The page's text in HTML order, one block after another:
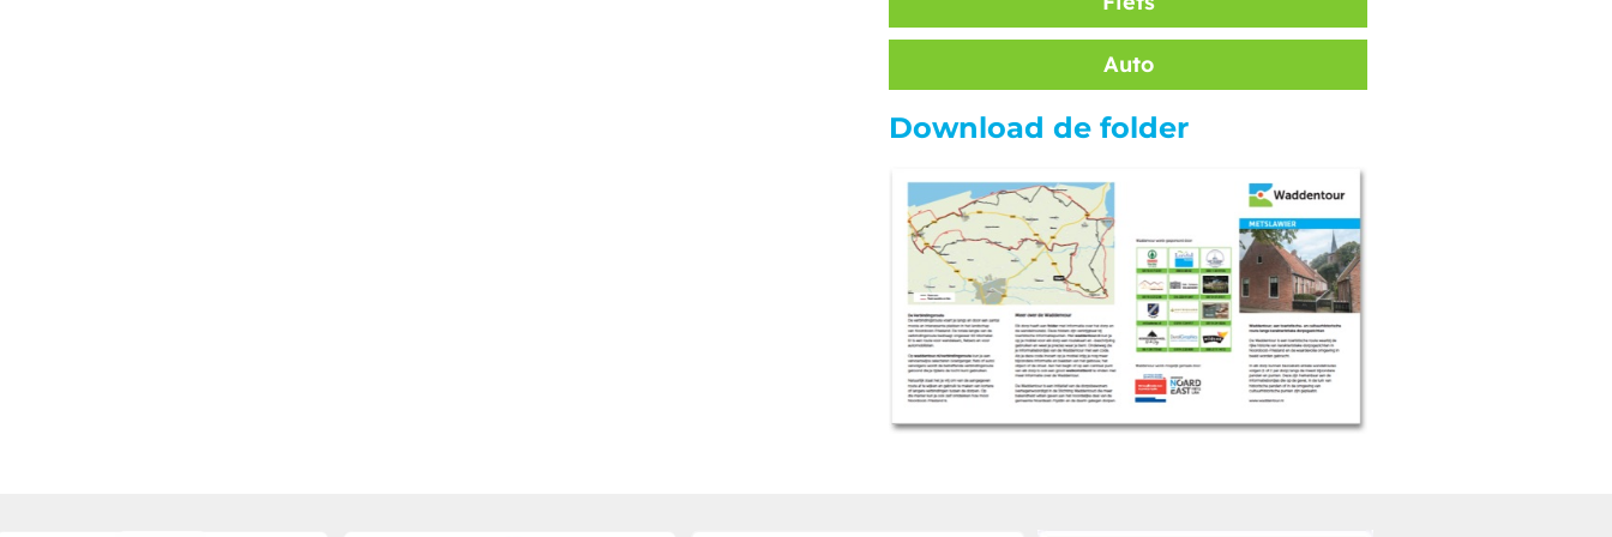
Auto
Download de folder